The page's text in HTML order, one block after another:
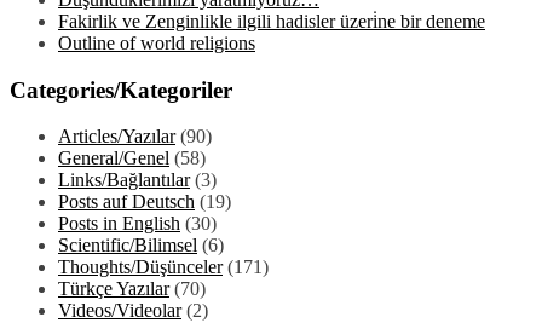
Fakirlik ve Zenginlikle ilgili hadisler üzeri̇ne bir deneme
Outline of world religions
Categories/Kategoriler
Articles/Yazılar(90)
General/Genel (58)
Links/Bağlantılar(3)
Posts auf Deutsch (19)
Posts in English (30)
Scientific/Bilimsel (6)
Thoughts/Düşünceler(171)
Türkçe Yazılar(70)
Videos/Videolar(2)